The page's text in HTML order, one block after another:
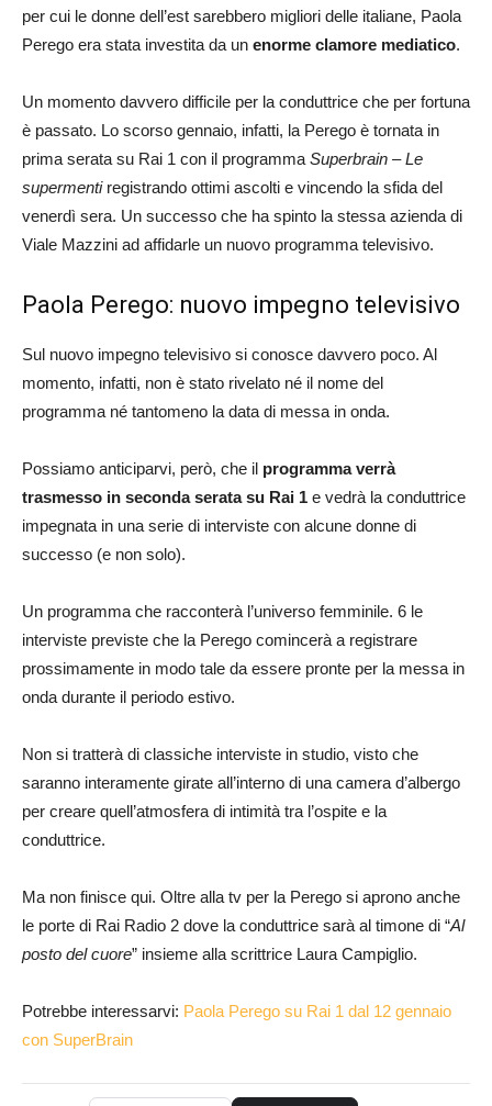
per cui le donne dell’est sarebbero migliori delle italiane, Paola
Perego era stata investita da un enorme clamore mediatico.
Un momento davvero difficile per la conduttrice che per fortuna
è passato. Lo scorso gennaio, infatti, la Perego è tornata in
prima serata su Rai 1 con il programma Superbrain – Le
supermentiregistrando ottimi ascolti e vincendo la sfida del
venerdì sera. Un successo che ha spinto la stessa azienda di
Viale Mazzini ad affidarle un nuovo programma televisivo.
Paola Perego: nuovo impegno televisivo
Sul nuovo impegno televisivo si conosce davvero poco. Al
momento, infatti, non è stato rivelato né il nome del
programma né tantomeno la data di messa in onda.
Possiamo anticiparvi, però, che il programma verrà
trasmesso in seconda serata su Rai 1 e vedrà la conduttrice
impegnata in una serie di interviste con alcune donne di
successo (e non solo).
Un programma che racconterà l’universo femminile. 6 le
interviste previste che la Perego comincerà a registrare
prossimamente in modo tale da essere pronte per la messa in
onda durante il periodo estivo.
Non si tratterà di classiche interviste in studio, visto che
saranno interamente girate all’interno di una camera d’albergo
per creare quell’atmosfera di intimità tra l’ospite e la
conduttrice.
Ma non finisce qui. Oltre alla tv per la Perego si aprono anche
le porte di Rai Radio 2 dove la conduttrice sarà al timone di “Al
posto del cuore” insieme alla scrittrice Laura Campiglio.
Potrebbe interessarvi: Paola Perego su Rai 1 dal 12 gennaio
con SuperBrain